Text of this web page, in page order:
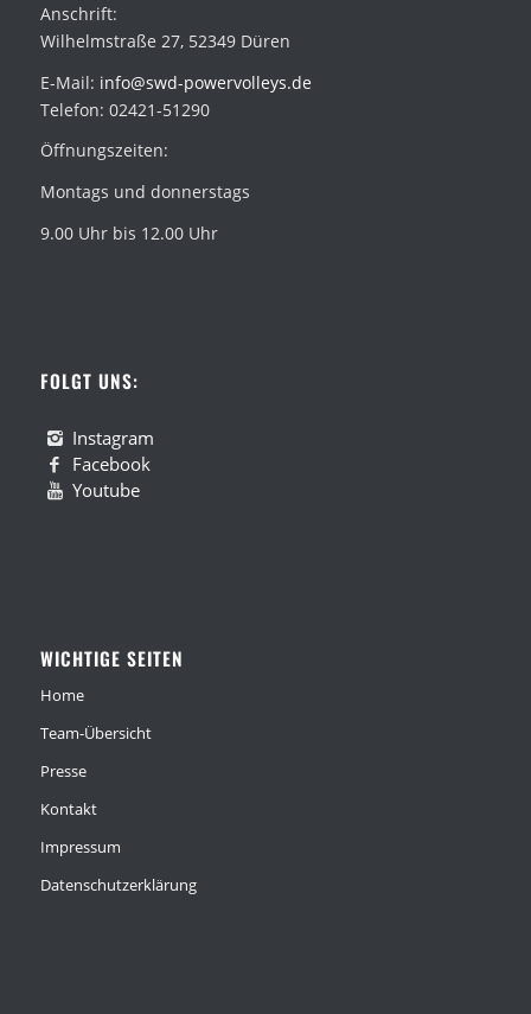
Anschrift:
Wilhelmstraße 27, 52349 Düren
E-Mail: info@swd-powervolleys.de
Telefon: 02421-51290
Öffnungszeiten:
Montags und donnerstags
9.00 Uhr bis 12.00 Uhr
FOLGT UNS:
Instagram
Facebook
Youtube
WICHTIGE SEITEN
Home
Team-Übersicht
Presse
Kontakt
Impressum
Datenschutzerklärung